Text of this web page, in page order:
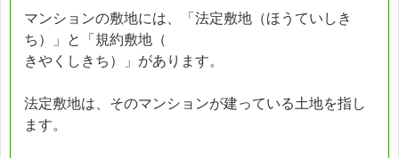
マンションの敷地には、「法定敷地（ほうていしき
ち）」と「規約敷地（
きやくしきち）」があります。
法定敷地は、そのマンションが建っている土地を指し
ます。